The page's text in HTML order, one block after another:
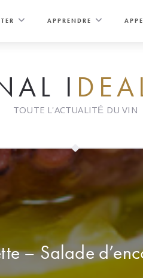
APPRENDRE
I
TOUTE L'ACTUALITÉ DU VIN
– Salade